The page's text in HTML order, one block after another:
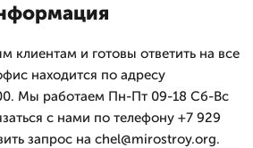
клиентам и готовы ответить на все
находится по адресу
Мы работаем Пн-Пт 09-18 Сб-Вс
с нами по телефону +7 929
запрос на chel@mirostroy.org.